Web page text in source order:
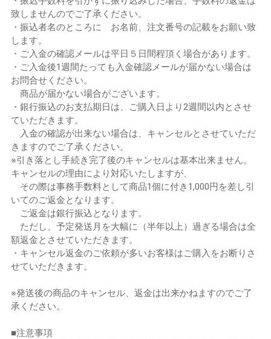
致しませんのでご了承ください。
・振込者名のところに お名前、注文番号の記載をお願い致
します。
・ご入金の確認メールは平日５日間程頂く場合があります。
・ご入金後1週間たっても入金確認メールが届かない場合は
お問合せください。
商品が届かない場合がございます。
・銀行振込のお支払期日は、ご購入日より2週間以内とさせ
ていただきます。
入金の確認が出来ない場合は、キャンセルとさせていただ
きますのでご了承ください。
※引き落とし手続き完了後のキャンセルは基本出来ません。
キャンセルの理由により対応いたしますが、
その際は事務手数料として商品1個に付き1,000円を差し引
いてのご返金となります。
ご返金は銀行振込となります。
ただし、予定発送月を大幅に（半年以上）過ぎる場合は全
額返金とさせていただきます。
・キャンセル返金のご依頼が多いお客様はご購入をお断りさ
せていただきます。
※発送後の商品のキャンセル、返金は出来かねますのでご了
承ください。
■注意事項